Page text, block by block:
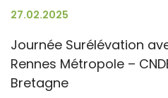
27.02.2025
Journée Surélévation
Rennes Métropole –
Bretagne